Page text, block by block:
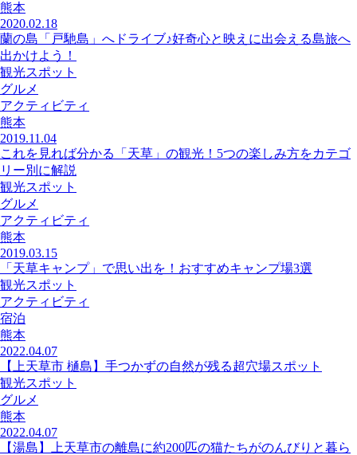
熊本
2020.02.18
蘭の島「戸馳島」へドライブ♪好奇心と映えに出会える島旅へ
出かけよう！
観光スポット
グルメ
アクティビティ
熊本
2019.11.04
これを見れば分かる「天草」の観光！5つの楽しみ方をカテゴ
リー別に解説
観光スポット
グルメ
アクティビティ
熊本
2019.03.15
「天草キャンプ」で思い出を！おすすめキャンプ場3選
観光スポット
アクティビティ
宿泊
熊本
2022.04.07
【上天草市 樋島】手つかずの自然が残る超穴場スポット
観光スポット
グルメ
熊本
2022.04.07
【湯島】上天草市の離島に約200匹の猫たちがのんびりと暮ら